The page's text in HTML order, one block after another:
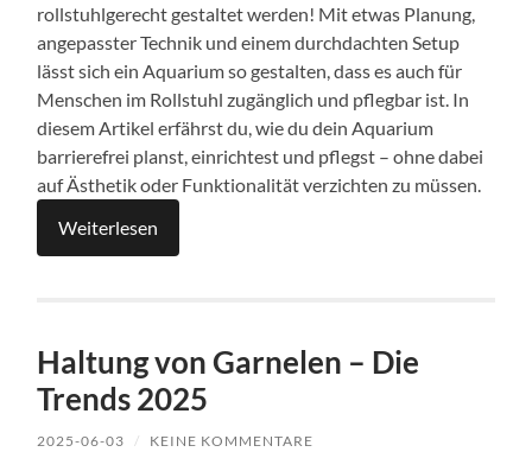
rollstuhlgerecht gestaltet werden! Mit etwas Planung,
angepasster Technik und einem durchdachten Setup
lässt sich ein Aquarium so gestalten, dass es auch für
Menschen im Rollstuhl zugänglich und pflegbar ist. In
diesem Artikel erfährst du, wie du dein Aquarium
barrierefrei planst, einrichtest und pflegst – ohne dabei
auf Ästhetik oder Funktionalität verzichten zu müssen.
Weiterlesen
Haltung von Garnelen – Die
Trends 2025
2025-06-03 / KEINE KOMMENTARE